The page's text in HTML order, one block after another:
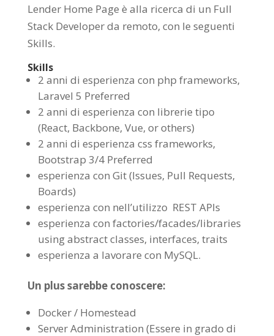
Lender Home Page è alla ricerca di un Full
Stack Developer da remoto, con le seguenti
Skills.
Skills
2 anni di esperienza con php frameworks,
Laravel 5 Preferred
2 anni di esperienza con librerie tipo
(React, Backbone, Vue, or others)
2 anni di esperienza css frameworks,
Bootstrap 3/4 Preferred
esperienza con Git (Issues, Pull Requests,
Boards)
esperienza con nell’utilizzo REST APIs
esperienza con factories/facades/libraries
using abstract classes, interfaces, traits
esperienza a lavorare con MySQL.
Un plus sarebbe conoscere:
Docker / Homestead
Server Administration (Essere in grado di